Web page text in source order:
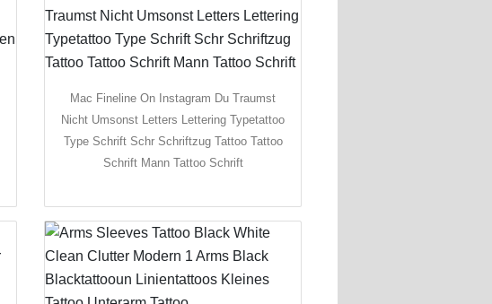
Mac Fineline On Instagram Du Traumst
Nicht Umsonst Letters Lettering Typetattoo
Type Schrift Schr Schriftzug Tattoo Tattoo
Schrift Mann Tattoo Schrift